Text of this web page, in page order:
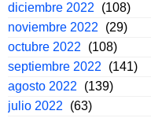
diciembre 2022
(108)
noviembre 2022
(29)
octubre 2022
(108)
septiembre 2022
(141)
agosto 2022
(139)
julio 2022
(63)